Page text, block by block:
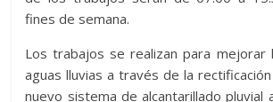
fines de semana.
Los trabajos se realizan para mejorar
aguas lluvias a través de la
nuevo sistema de alcantarillado pluvial